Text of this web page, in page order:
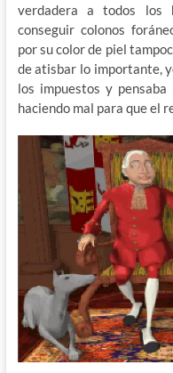
verdadera a todos los
conseguir colonos
por su color de piel
de atisbar lo importante,
los impuestos y
haciendo mal para que el